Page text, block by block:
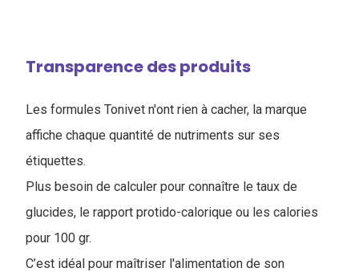
Transparence des produits
Les formules Tonivet n'ont rien à cacher, la marque
affiche chaque quantité de nutriments sur ses
étiquettes.
Plus besoin de calculer pour connaître le taux de
glucides, le rapport protido-calorique ou les calories
pour 100 gr.
C’est idéal pour maîtriser l'alimentation de son